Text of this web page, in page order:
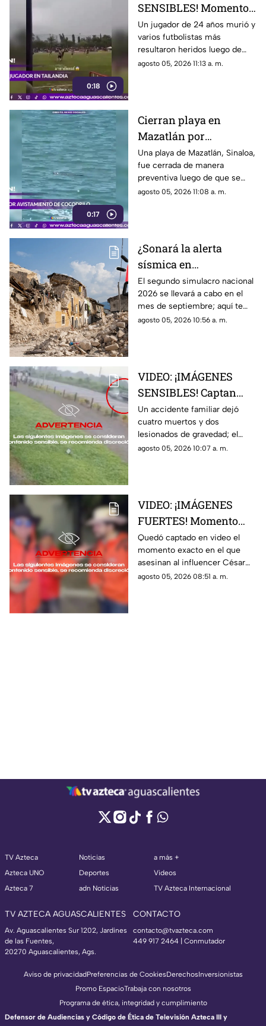
0:18
SENSIBLES! Momento
en el que rayo cae
durante partido de
fútbol y mata a jugador
Un jugador de 24 años murió y
varios futbolistas más
resultaron heridos luego de
que un rayo impactara el
agosto 05, 2026 11:13 a. m.
0:17
Cierran playa en
Mazatlán por
avistamiento de
cocodrilo
Una playa de Mazatlán, Sinaloa,
fue cerrada de manera
preventiva luego de que se
reportara el avistamiento de un
agosto 05, 2026 11:08 a. m.
¿Sonará la alerta
sísmica en
Aguascalientes? Fecha
para el segundo
simulacro nacional
2026
El segundo simulacro nacional
2026 se llevará a cabo en el
mes de septiembre; aquí te
contamos más sobre la fecha y
agosto 05, 2026 10:56 a. m.
VIDEO: ¡IMÁGENES
SENSIBLES! Captan
brutal accidente
familiar que dejó 4
muertos y 2 lesionados
Un accidente familiar dejó
cuatro muertos y dos
lesionados de gravedad; el
momento quedó captado en
agosto 05, 2026 10:07 a. m.
VIDEO: ¡IMÁGENES
FUERTES! Momento
exacto en el que
asesinan a influencer
César Gastélum
durante transmisión
Quedó captado en video el
momento exacto en el que
asesinan al influencer César
Gastélum durante una
agosto 05, 2026 08:51 a. m.
TV Azteca
Azteca UNO
Azteca 7
Noticias
Deportes
adn Noticias
a más +
Videos
TV Azteca Internacional
TV AZTECA AGUASCALIENTES
Av. Aguascalientes Sur 1202, Jardines
de las Fuentes,
20270 Aguascalientes, Ags.
CONTACTO
contacto@tvazteca.com
449 917 2464 | Conmutador
Aviso de privacidadPreferencias de CookiesDerechosInversionistas
Promo EspacioTrabaja con nosotros
Programa de ética, integridad y cumplimiento
Defensor de Audiencias y Código de Ética de Televisión Azteca III y